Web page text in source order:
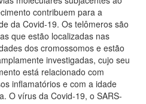
contribuem para a
da Covid-19. Os telômeros são
que estão localizadas nas
dos cromossomos e estão
investigadas, cujo seu
está relacionado com
inflamatórios e com a idade
O vírus da Covid-19, o SARS-